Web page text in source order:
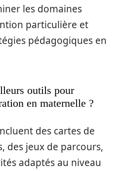
les domaines
particulière et
pédagogiques en
outils pour
en maternelle ?
des cartes de
des jeux de parcours,
adaptés au niveau